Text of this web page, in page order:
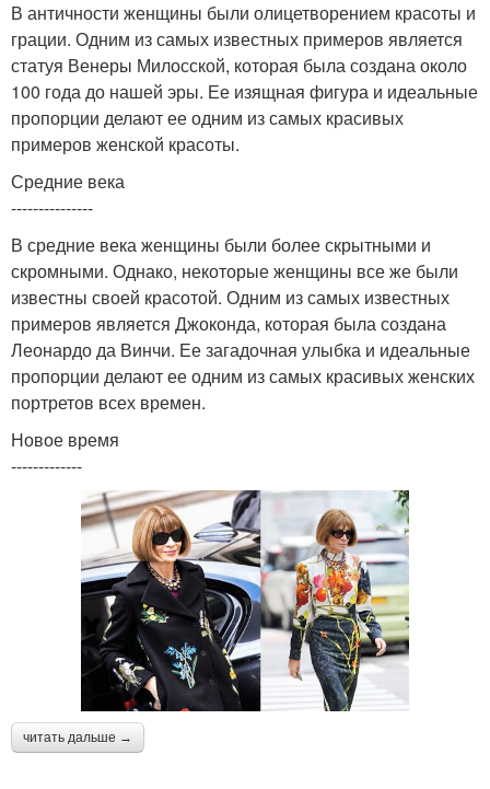
В античности женщины были олицетворением красоты и
грации. Одним из самых известных примеров является
статуя Венеры Милосской, которая была создана около
100 года до нашей эры. Ее изящная фигура и идеальные
пропорции делают ее одним из самых красивых
примеров женской красоты.
Средние века
---------------
В средние века женщины были более скрытными и
скромными. Однако, некоторые женщины все же были
известны своей красотой. Одним из самых известных
примеров является Джоконда, которая была создана
Леонардо да Винчи. Ее загадочная улыбка и идеальные
пропорции делают ее одним из самых красивых женских
портретов всех времен.
Новое время
-------------
читать дальше →